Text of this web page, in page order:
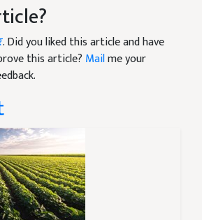
. Did you liked this article and have
this article? Mailme your